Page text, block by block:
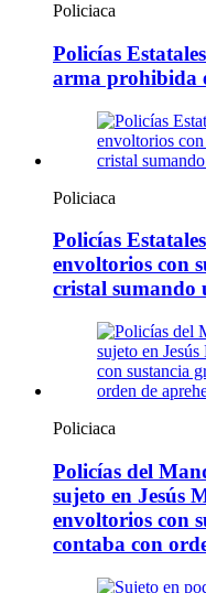
Policiaca
Policías
arma prohibida
Policiaca
Policías
envoltorios con
cristal sumando
Policiaca
Policías del
sujeto en Jesús
envoltorios con
contaba con